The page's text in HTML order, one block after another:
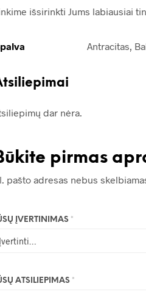
išsirinkti Jums labiausiai
Antracitas,
dar nėra.
pirmas
pašto adresas nebus
ĮVERTINIMAS *
ATSILIEPIMAS *